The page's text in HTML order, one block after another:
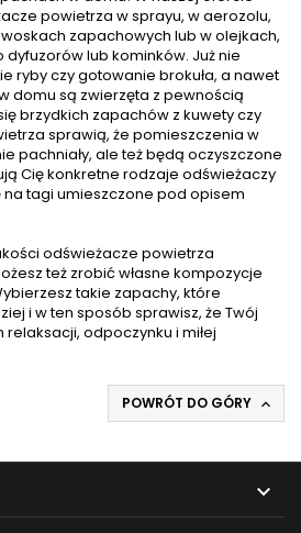
powietrza w sprayu, w aerozolu,
woskach zapachowych lub wolejkach,
lub kominków. Już nie
ryby czy gotowanie brokuła, a nawet
domu są zwierzęta z pewnością
brzydkich zapachów z kuwety czy
sprawią, że pomieszczenia w
pachniały, ale też będą oczyszczone
Cię konkretne rodzaje odświeżaczy
tagi umieszczone pod opisem
odświeżacze powietrza
też zrobić własne kompozycje
takie zapachy, które
i w ten sposób sprawisz, że Twój
odpoczynku i miłej
POWRÓT DO GÓRY 
